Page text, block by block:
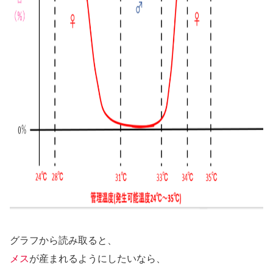
グラフから読み取ると、
メスが産まれるようにしたいなら、